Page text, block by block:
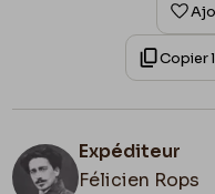
Copier
Expéditeur
Félicien Rops